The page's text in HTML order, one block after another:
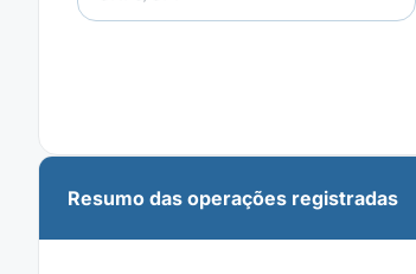
Resumo das operações registradas